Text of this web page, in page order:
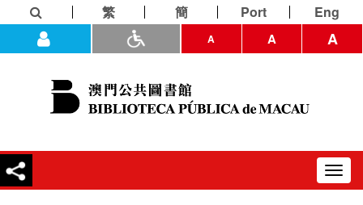
繁 簡 Port Eng
A A A